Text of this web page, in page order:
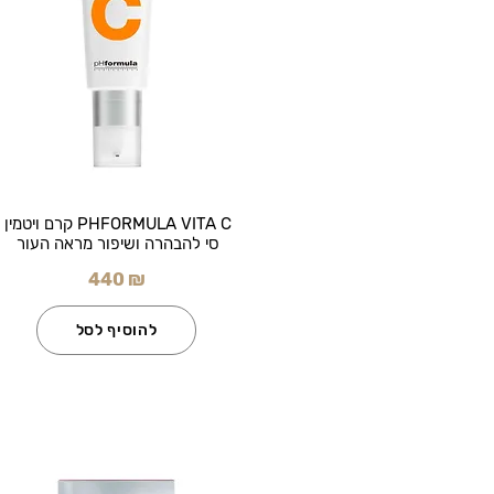
PHFORMULA VITA C קרם ויטמין
סי להבהרה ושיפור מראה העור
440 ₪
להוסיף לסל